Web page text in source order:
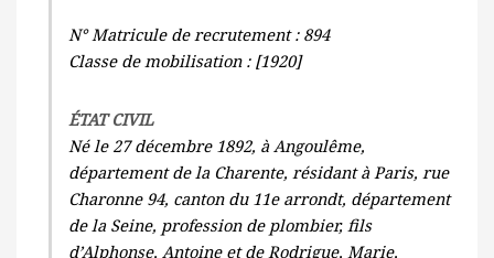
N° Matricule de recrutement : 894
Classe de mobilisation : [1920]
ÉTAT CIVIL
Né le 27 décembre 1892, à Angoulême,
département de la Charente, résidant à Paris, rue
Charonne 94, canton du 11e arrondt, département
de la Seine, profession de plombier, fils
d’Alphonse, Antoine et de Rodrigue, Marie,